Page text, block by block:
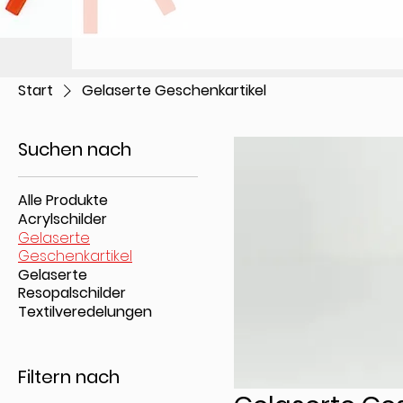
Start Gelaserte Geschenkartikel
Suchen nach
Alle Produkte
Acrylschilder
Gelaserte
Geschenkartikel
Gelaserte
Resopalschilder
Textilveredelungen
Filtern nach